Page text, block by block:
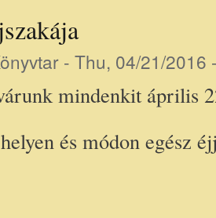
- Thu, 04/21/2016
mindenkit április
és módon egész